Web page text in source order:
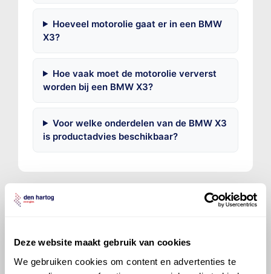
Deze website maakt gebruik van cookies
We gebruiken cookies om content en advertenties te
Hoeveel motorolie gaat er in een BMW
X3?
Hoe vaak moet de motorolie ververst
worden bij een BMW X3?
Voor welke onderdelen van de BMW X3
is productadvies beschikbaar?
informatie mag noch geheel noch gedeeltelijk worden
gereproduceerd, opgeslagen in een database of op